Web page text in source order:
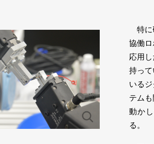
特に
協働
応用
持っ
いる
テム
動か
る。